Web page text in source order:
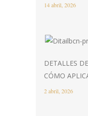
14 abril, 2026
DETALLES
CÓMO
2 abril, 2026